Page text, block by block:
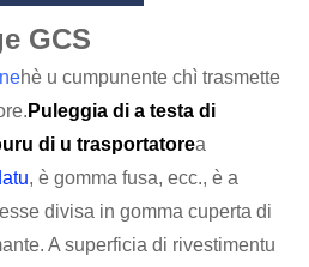
GCS
hè u cumpunente chì trasmette
Puleggia di a testa di
di u trasportatorea
, è gomma fusa, ecc., è a
divisa in gomma cuperta di
A superficia di rivestimentu